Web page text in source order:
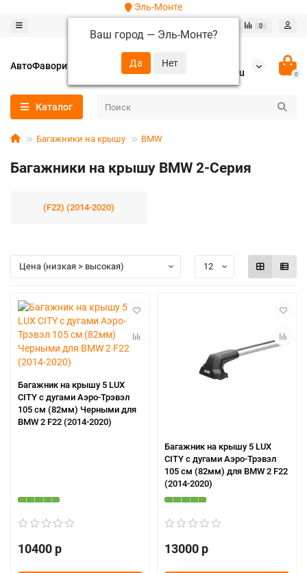
Эль-Монте
Ваш город — Эль-Монте?
0
АвтоФаворит
+7 (952) 288-64-62
autofavorit-spb@yandex.ru
0
Каталог
Багажники на крышу BMW
Багажники на крышу BMW 2-Серия
(F22) (2014-2020)
Багажник на крышу 5 LUX
CITY с дугами Аэро-Трэвэл
105 cм (82мм) Черными для
BMW 2 F22 (2014-2020)
10400 р
Багажник на крышу 5 LUX
CITY с дугами Аэро-Трэвэл
105 cм (82мм) для BMW 2 F22
(2014-2020)
13000 р